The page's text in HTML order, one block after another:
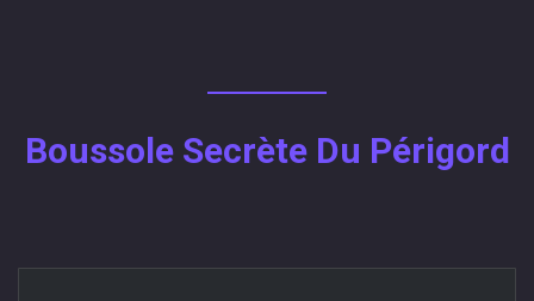
Boussole Secrète Du Périgord